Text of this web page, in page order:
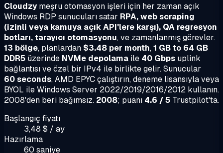
Cloudzymeşru otomasyon işleri için her zaman açık
Windows RDP sunucuları satar RPA, web scraping
(izinli veya kamuya açık API'lere karşı), QA regresyon
botları, tarayıcı otomasyonu, ve zamanlanmış görevler.
13 bölge, planlardan $3.48 per month,1 GB to 64 GB
DDR5 üzerinde NVMe depolama ile 40 Gbps uplink
bağlantısı ve özel bir IPv4 ile birlikte gelir. Sunucular
60 seconds, AMD EPYC çalıştırın, deneme lisansıyla veya
BYOL ile Windows Server 2022/2019/2016/2012 kullanın.
2008'den beri bağımsız. 2008; puanı 4.6 / 5 Trustpilot'ta.
Başlangıç fiyatı
3,48 $ / ay
Hazırlama
60 saniye